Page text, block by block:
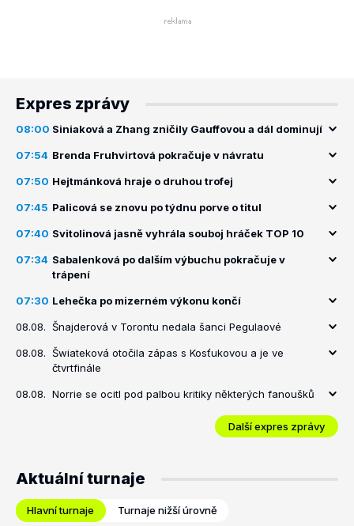
Expres zprávy
08:00 Siniaková a Zhang zničily Gauffovou a dál dominují
07:54 Brenda Fruhvirtová pokračuje v návratu
07:50 Hejtmánková hraje o druhou trofej
07:45 Palicová se znovu po týdnu porve o titul
07:40 Svitolinová jasně vyhrála souboj hráček TOP 10
07:34 Sabalenková po dalším výbuchu pokračuje v
trápení
07:30 Lehečka po mizerném výkonu končí
08.08. Šnajderová v Torontu nedala šanci Pegulaové
08.08. Šwiateková otočila zápas s Kosťukovou a je ve
čtvrtfinále
08.08. Norrie se ocitl pod palbou kritiky některých fanoušků
Další expres zprávy
Aktuální turnaje
Hlavní turnaje Turnaje nižší úrovně